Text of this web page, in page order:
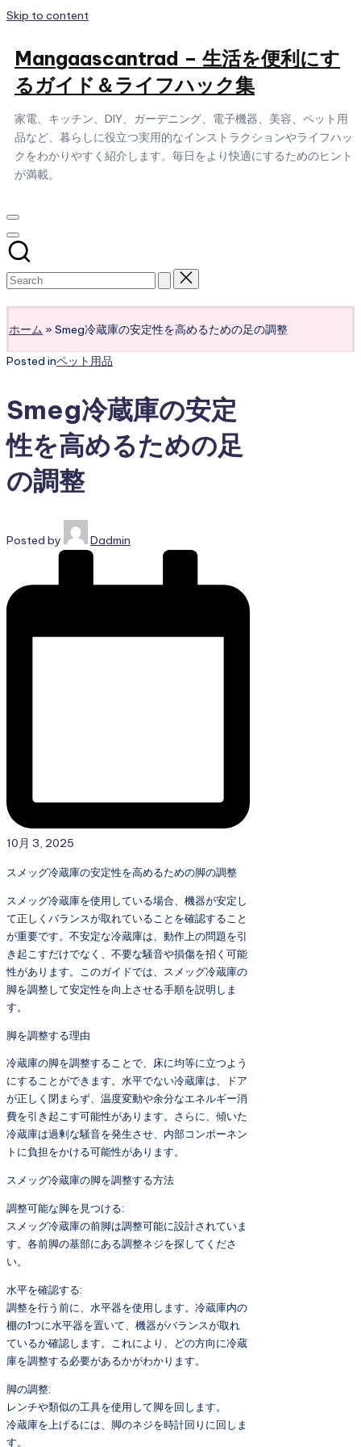
Skip to content
Mangaascantrad – 生活を便利にす
るガイド＆ライフハック集
家電、キッチン、DIY、ガーデニング、電子機器、美容、ペット用
品など、暮らしに役立つ実用的なインストラクションやライフハッ
クをわかりやすく紹介します。毎日をより快適にするためのヒント
が満載。
ホーム » Smeg冷蔵庫の安定性を高めるための足の調整
Posted inペット用品
Smeg冷蔵庫の安定
性を高めるための足
の調整
Posted by Dadmin
10月 3, 2025
スメッグ冷蔵庫の安定性を高めるための脚の調整
スメッグ冷蔵庫を使用している場合、機器が安定し
て正しくバランスが取れていることを確認すること
が重要です。不安定な冷蔵庫は、動作上の問題を引
き起こすだけでなく、不要な騒音や損傷を招く可能
性があります。このガイドでは、スメッグ冷蔵庫の
脚を調整して安定性を向上させる手順を説明しま
す。
脚を調整する理由
冷蔵庫の脚を調整することで、床に均等に立つよう
にすることができます。水平でない冷蔵庫は、ドア
が正しく閉まらず、温度変動や余分なエネルギー消
費を引き起こす可能性があります。さらに、傾いた
冷蔵庫は過剰な騒音を発生させ、内部コンポーネン
トに負担をかける可能性があります。
スメッグ冷蔵庫の脚を調整する方法
調整可能な脚を見つける:
スメッグ冷蔵庫の前脚は調整可能に設計されていま
す。各前脚の基部にある調整ネジを探してくださ
い。
水平を確認する:
調整を行う前に、水平器を使用します。冷蔵庫内の
棚の1つに水平器を置いて、機器がバランスが取れ
ているか確認します。これにより、どの方向に冷蔵
庫を調整する必要があるかがわかります。
脚の調整:
レンチや類似の工具を使用して脚を回します。
冷蔵庫を上げるには、脚のネジを時計回りに回しま
す。